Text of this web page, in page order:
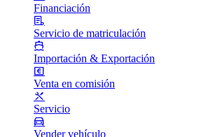
Financiación
Servicio de matriculación
Importación & Exportación
Venta en comisión
Servicio
Vender vehículo